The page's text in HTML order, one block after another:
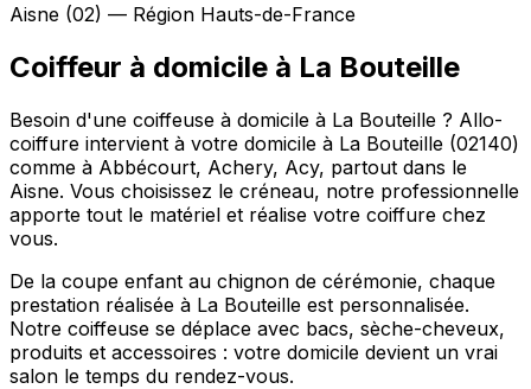
Aisne (02) — Région Hauts-de-France
Coiffeur à domicile à La Bouteille
Besoin d'une coiffeuse à domicile à La Bouteille ? Allo-
coiffure intervient à votre domicile à La Bouteille (02140)
comme à Abbécourt, Achery, Acy, partout dans le
Aisne. Vous choisissez le créneau, notre professionnelle
apporte tout le matériel et réalise votre coiffure chez
vous.
De la coupe enfant au chignon de cérémonie, chaque
prestation réalisée à La Bouteille est personnalisée.
Notre coiffeuse se déplace avec bacs, sèche-cheveux,
produits et accessoires : votre domicile devient un vrai
salon le temps du rendez-vous.